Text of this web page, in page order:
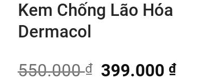
Kem Chống Lão Hóa
Dermacol
550.000₫ 399.000₫